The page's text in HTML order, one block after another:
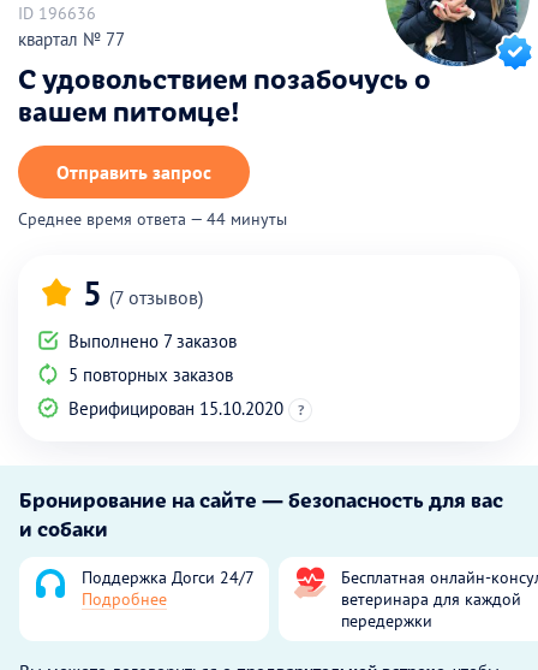
ID 196636
квартал № 77
С удовольствием позабочусь о
вашем питомце!
Отправить запрос
Среднее время ответа — 44 минуты
5 (7 отзывов)
Выполнено 7 заказов
5 повторных заказов
Верифицирован 15.10.2020
?
Бронирование на сайте — безопасность для вас
и собаки
Поддержка Догси 24/7
Подробнее
Бесплатная онлайн-
ветеринара для каждой
передержки